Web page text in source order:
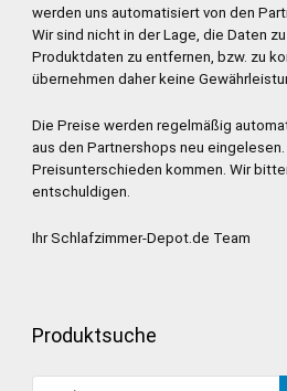
werden uns automatisiert von den
Wir sind nicht in der Lage, die Daten
Produktdaten zu entfernen, bzw. zu
übernehmen daher keine
Die Preise werden regelmäßig
aus den Partnershops neu
Preisunterschieden kommen. Wir
entschuldigen.
Ihr Schlafzimmer-Depot.de Team
Produktsuche